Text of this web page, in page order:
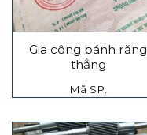
Gia công bánh răng
thẳng
Mã SP: